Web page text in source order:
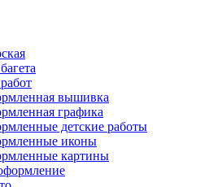
вышивка
графика
детские работы
иконы
картины